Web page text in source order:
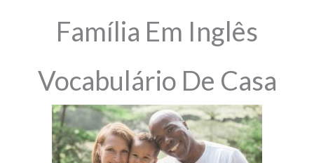
Família Em Inglês
Vocabulário De Casa